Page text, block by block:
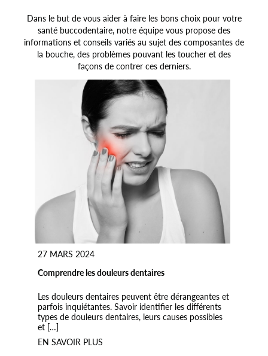
Dans le but de vous aider à faire les bons choix pour votre
santé buccodentaire, notre équipe vous propose des
informations et conseils variés au sujet des composantes de
la bouche, des problèmes pouvant les toucher et des
façons de contrer ces derniers.
27 MARS 2024
Comprendre les douleurs dentaires
Les douleurs dentaires peuvent être dérangeantes et
parfois inquiétantes. Savoir identifier les différents
types de douleurs dentaires, leurs causes possibles
et […]
EN SAVOIR PLUS